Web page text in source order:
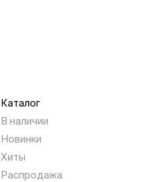
Каталог
В наличии
Новинки
Хиты
Распродажа